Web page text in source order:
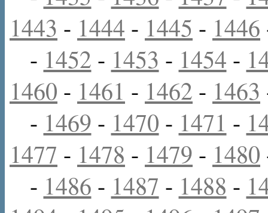
1443 - 1444 - 1445 - 1446
- 1452 - 1453 - 1454 -
1460 - 1461 - 1462 - 1463
- 1469 - 1470 - 1471 -
1477 - 1478 - 1479 - 1480
- 1486 - 1487 - 1488 -